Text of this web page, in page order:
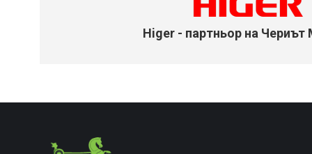
Higer - партньор на Чериът